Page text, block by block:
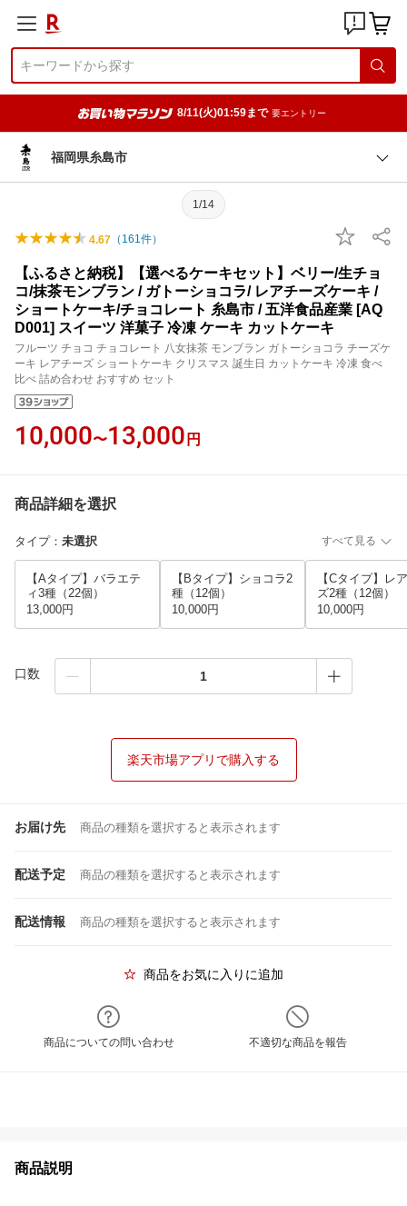
8/11(火)01:59まで 要エントリー
福岡県糸島市
1/14
4.67 （ 161件）
【ふるさと納税】【選べるケーキセット】ベリー/生チョ
コ/抹茶モンブラン / ガトーショコラ/ レアチーズケーキ /
ショートケーキ/チョコレート 糸島市 / 五洋食品産業 [AQ
D001] スイーツ 洋菓子 冷凍 ケーキ カットケーキ
フルーツ チョコ チョコレート 八女抹茶 モンブラン ガトーショコラ チーズケ
ーキ レアチーズ ショートケーキ クリスマス 誕生日 カットケーキ 冷凍 食べ
比べ 詰め合わせ おすすめ セット
10,000〜13,000 円
商品詳細を選択
タイプ： 未選択 すべて見る
【Aタイプ】バラエテ
ィ3種（22個）
13,000円
【Bタイプ】ショコラ2
種（12個）
10,000円
【Cタイプ】レ
ズ2種（12個）
10,000円
口数
楽天市場アプリで購入する
お届け先 商品の種類を選択すると表示されます
配送予定 商品の種類を選択すると表示されます
配送情報 商品の種類を選択すると表示されます
商品をお気に入りに追加
商品についての問い合わせ 不適切な商品を報告
商品説明